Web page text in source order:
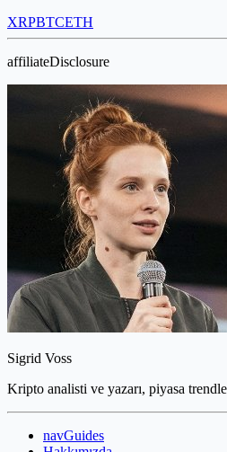
XRPBTCETH
affiliateDisclosure
Sigrid Voss
Kripto analisti ve yazarı, piyasa
navGuides